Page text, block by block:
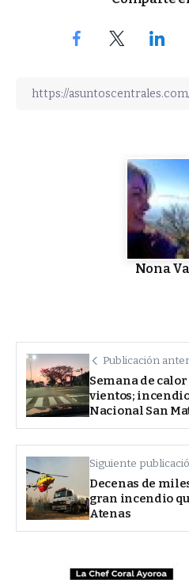
Nona
Publicación
Semana de
vientos;
Nacional San
Siguiente
Decenas de
gran incendio
Atenas